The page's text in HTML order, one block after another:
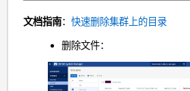
文档指南： 快速删除集群上的目录
删除文件：